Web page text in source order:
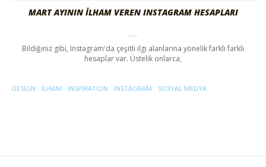
MART AYININ İLHAM VEREN INSTAGRAM HESAPLARI
Bildiğiniz gibi, Instagram'da çeşitli ilgi alanlarına yönelik farklı farklı
hesaplar var. Üstelik onlarca,
DESIGN ILHAM INSPIRATION INSTAGRAM SOSYAL MEDYA